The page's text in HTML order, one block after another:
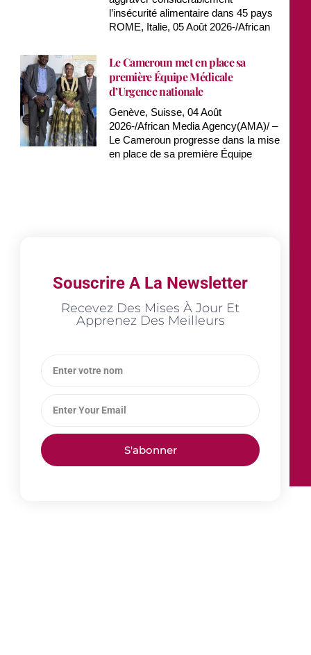
l’insécurité alimentaire dans 45 pays
ROME, Italie, 05 Août 2026-/African
Le Cameroun met en place sa
première Équipe Médicale
d’Urgence nationale
Genève, Suisse, 04 Août
2026-/African Media Agency(AMA)/ –
Le Cameroun progresse dans la mise
en place de sa première Équipe
Souscrire A La Newsletter
Recevez Des Mises À Jour Et
Apprenez Des Meilleurs
S'abonner